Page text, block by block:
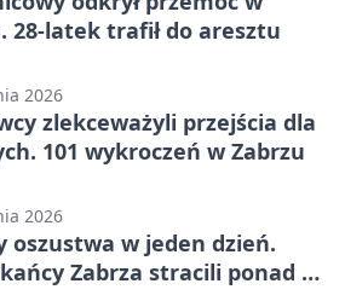
28-latek trafił do aresztu
2026
zlekceważyli przejścia dla
101 wykroczeń w Zabrzu
2026
oszustwa w jeden dzień.
Zabrza stracili ponad 6